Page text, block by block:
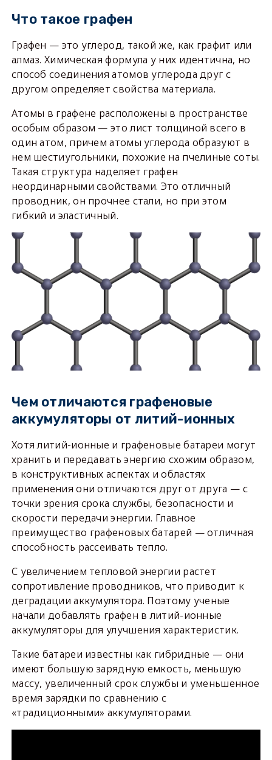
Что такое графен
Графен — это углерод, такой же, как графит или
алмаз. Химическая формула у них идентична, но
способ соединения атомов углерода друг с
другом определяет свойства материала.
Атомы в графене расположены в пространстве
особым образом — это лист толщиной всего в
один атом, причем атомы углерода образуют в
нем шестиугольники, похожие на пчелиные соты.
Такая структура наделяет графен
неординарными свойствами. Это отличный
проводник, он прочнее стали, но при этом
гибкий и эластичный.
Чем отличаются графеновые
аккумуляторы от литий-ионных
Хотя литий-ионные и графеновые батареи могут
хранить и передавать энергию схожим образом,
в конструктивных аспектах и областях
применения они отличаются друг от друга — с
точки зрения срока службы, безопасности и
скорости передачи энергии. Главное
преимущество графеновых батарей — отличная
способность рассеивать тепло.
С увеличением тепловой энергии растет
сопротивление проводников, что приводит к
деградации аккумулятора. Поэтому ученые
начали добавлять графен в литий-ионные
аккумуляторы для улучшения характеристик.
Такие батареи известны как гибридные — они
имеют большую зарядную емкость, меньшую
массу, увеличенный срок службы и уменьшенное
время зарядки по сравнению с
«традиционными» аккумуляторами.